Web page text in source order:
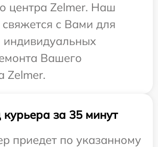
центра Zelmer. Наш
с Вами для
индивидуальных
Вашего
Zelmer.
за 35 минут
приедет по указанному